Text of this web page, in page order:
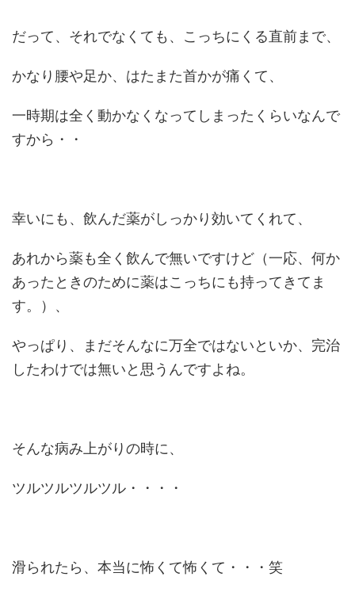
だって、それでなくても、こっちにくる直前まで、
かなり腰や足か、はたまた首かが痛くて、
一時期は全く動かなくなってしまったくらいなんで
すから・・
幸いにも、飲んだ薬がしっかり効いてくれて、
あれから薬も全く飲んで無いですけど（一応、何か
あったときのために薬はこっちにも持ってきてま
す。）、
やっぱり、まだそんなに万全ではないといか、完治
したわけでは無いと思うんですよね。
そんな病み上がりの時に、
ツルツルツルツル・・・・
滑られたら、本当に怖くて怖くて・・・笑